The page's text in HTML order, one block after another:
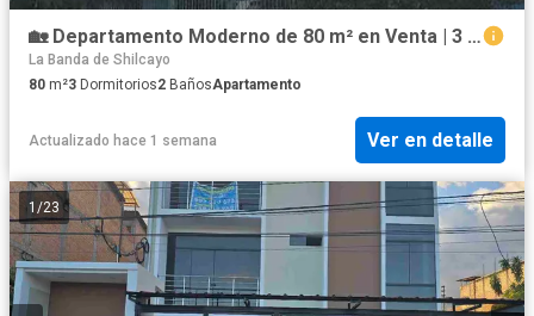
🏡 Departamento Moderno de 80 m² en Venta | 3 Dormitorios | Morales
La Banda de Shilcayo
80 m²3 Dormitorios2 BañosApartamento
Actualizado hace 1 semana Ver en detalle
1 /23